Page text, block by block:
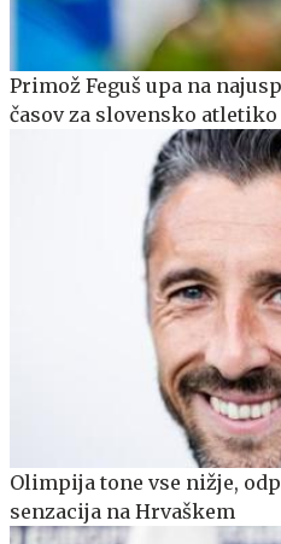
Primož Feguš upa na
časov za slovensko atletiko
Olimpija tone vse nižje,
senzacija na Hrvaškem